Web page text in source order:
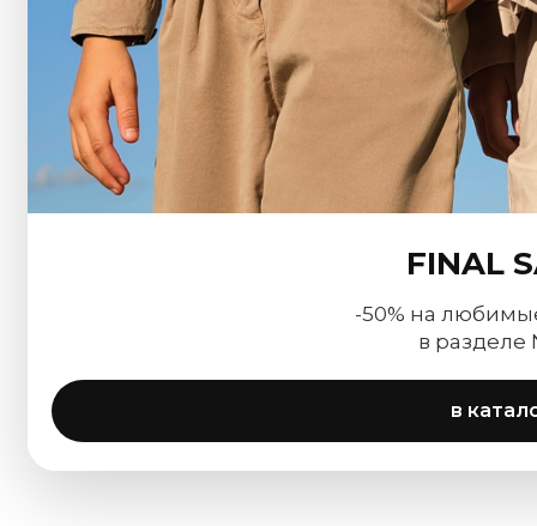
FINAL
-50% на
в разделе
в